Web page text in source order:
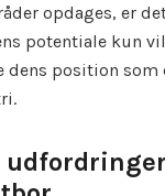
opdages, er
potentiale kun
position som